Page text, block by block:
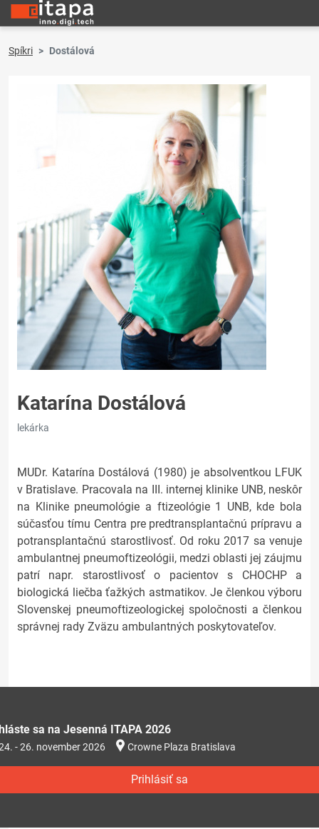
Spíkri Dostálová
Katarína Dostálová
lekárka
MUDr. Katarína Dostálová (1980) je absolventkou LFUK
v Bratislave. Pracovala na III. internej klinike UNB, neskôr
na Klinike pneumológie a ftizeológie 1 UNB, kde bola
súčasťou tímu Centra pre predtransplantačnú prípravu a
potransplantačnú starostlivosť. Od roku 2017 sa venuje
ambulantnej pneumoftizeológii, medzi oblasti jej záujmu
patrí napr. starostlivosť o pacientov s CHOCHP a
biologická liečba ťažkých astmatikov. Je členkou výboru
Slovenskej pneumoftizeologickej spoločnosti a členkou
správnej rady Zväzu ambulantných poskytovateľov.
sa na Jesenná ITAPA 2026
- 26. november 2026 Crowne Plaza Bratislava
Prihlásiť sa